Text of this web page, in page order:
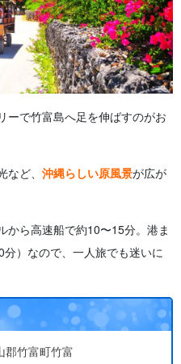
ーで竹富島へ足を伸ばすのがお
ど、 沖縄らしい原風景が広が
から高速船で約10〜15分。港ま
）なので、一人旅でも迷いに
郡竹富町竹富